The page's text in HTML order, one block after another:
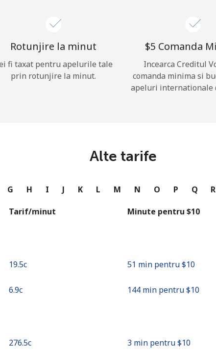
Recuperare
sau
Rotunjire la minut
fi taxat pentru apelurile tale
prin rotunjire la minut.
⁦$5⁩ Comanda
Incearca Creditul
comanda minima si
apeluri internationale
Alte tarife
G H I J K L M N O P Q R
Tarif/minut Minute pentru ⁦$10⁩
⁦19.5c⁩ 51 min pentru ⁦$10⁩
⁦6.9c⁩ 144 min pentru ⁦$10⁩
⁦276.5c⁩ 3 min pentru ⁦$10⁩